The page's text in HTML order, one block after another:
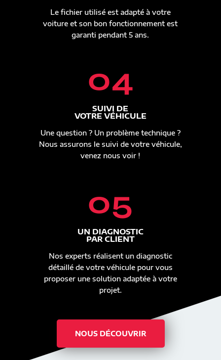
Le fichier utilisé est adapté à votre
voiture et son bon fonctionnement est
garanti pendant 5 ans.
04
SUIVI DE
VOTRE VÉHICULE
Une question ? Un problème technique ?
Nous assurons le suivi de votre véhicule,
venez nous voir !
05
UN DIAGNOSTIC
PAR CLIENT
Nos experts réalisent un diagnostic
détaillé de votre véhicule pour vous
proposer une solution adaptée à votre
projet.
NOUS DÉCOUVRIR